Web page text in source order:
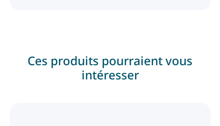
Ces produits pourraient vous
intéresser